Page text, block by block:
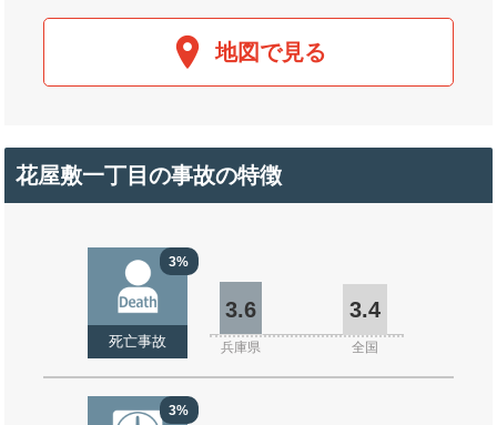
地図で見る
花屋敷一丁目の事故の特徴
3%
死亡事故
3.6 3.4
兵庫県 全国
3%